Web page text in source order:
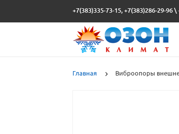
+7(383)335-73-15, +7(383)286-29-96 \
Главная Виброопоры